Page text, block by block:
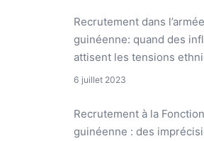
Recrutement dans l’armée
guinéenne: quand des
attisent les tensions
6 juillet 2023
Recrutement à la
guinéenne : des